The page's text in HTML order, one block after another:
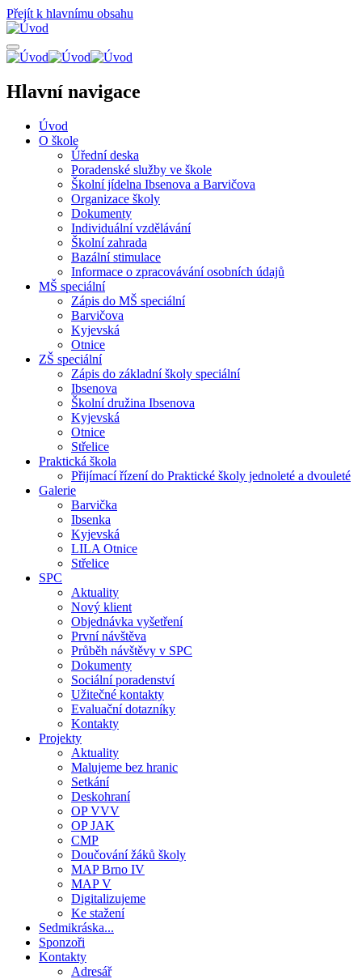
Přejít k hlavnímu obsahu
Hlavní navigace
Úvod
O škole
Úřední deska
Poradenské služby ve škole
Školní jídelna Ibsenova a Barvičova
Organizace školy
Dokumenty
Individuální vzdělávání
Školní zahrada
Bazální stimulace
Informace o zpracovávání osobních údajů
MŠ speciální
Zápis do MŠ speciální
Barvičova
Kyjevská
Otnice
ZŠ speciální
Zápis do základní školy speciální
Ibsenova
Školní družina Ibsenova
Kyjevská
Otnice
Střelice
Praktická škola
Přijímací řízení do Praktické školy jednoleté a dvouleté
Galerie
Barvička
Ibsenka
Kyjevská
LILA Otnice
Střelice
SPC
Aktuality
Nový klient
Objednávka vyšetření
První návštěva
Průběh návštěvy v SPC
Dokumenty
Sociální poradenství
Užitečné kontakty
Evaluační dotazníky
Kontakty
Projekty
Aktuality
Malujeme bez hranic
Setkání
Deskohraní
OP VVV
OP JAK
CMP
Doučování žáků školy
MAP Brno IV
MAP V
Digitalizujeme
Ke stažení
Sedmikráska...
Sponzoři
Kontakty
Adresář